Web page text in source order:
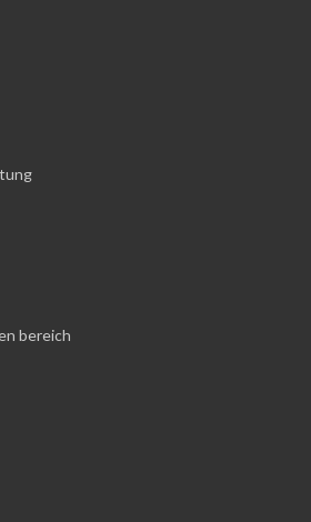
bereich